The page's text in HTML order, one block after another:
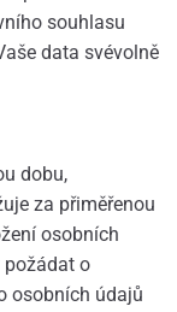
souhlasu
data svévolně
dobu,
za přiměřenou
osobních
požádat o
osobních údajů